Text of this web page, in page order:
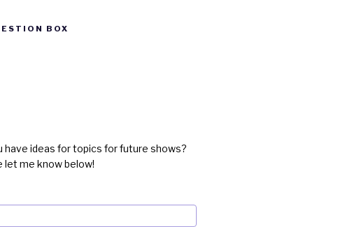
BOX
have ideas for topics for future shows?
let me know below!